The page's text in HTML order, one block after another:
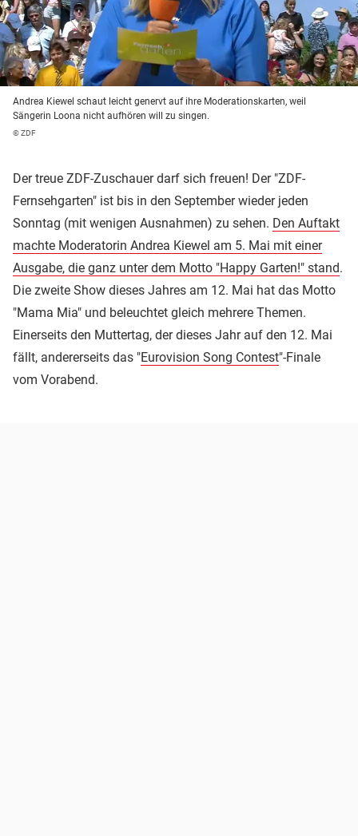
Andrea Kiewel schaut leicht genervt auf ihre Moderationskarten, weil
Sängerin Loona nicht aufhören will zu singen.
© ZDF
Der treue ZDF-Zuschauer darf sich freuen! Der "ZDF-
Fernsehgarten" ist bis in den September wieder jeden
Sonntag (mit wenigen Ausnahmen) zu sehen. Den Auftakt
machte Moderatorin Andrea Kiewel am 5. Mai mit einer
Ausgabe, die ganz unter dem Motto "Happy Garten!" stand.
Die zweite Show dieses Jahres am 12. Mai hat das Motto
"Mama Mia" und beleuchtet gleich mehrere Themen.
Einerseits den Muttertag, der dieses Jahr auf den 12. Mai
fällt, andererseits das "Eurovision Song Contest"-Finale
vom Vorabend.